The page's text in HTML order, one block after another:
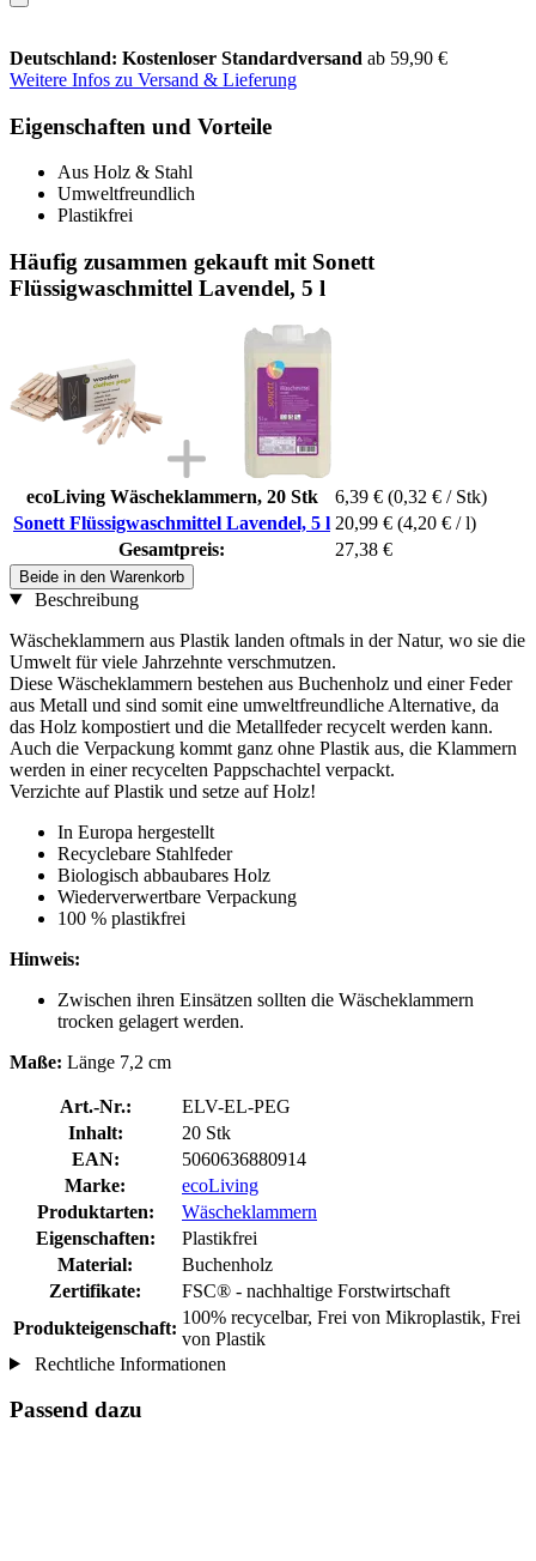
Deutschland: Kostenloser Standardversand ab 59,90 €
Weitere Infos zu Versand & Lieferung
Eigenschaften und Vorteile
Aus Holz & Stahl
Umweltfreundlich
Plastikfrei
Häufig zusammen gekauft mit Sonett
Flüssigwaschmittel Lavendel, 5 l
ecoLiving Wäscheklammern, 20 Stk 6,39 € (0,32 € / Stk)
Sonett Flüssigwaschmittel Lavendel, 5 l 20,99 € (4,20 € / l)
Gesamtpreis:
27,38 €
Beide in den Warenkorb
Beschreibung
Wäscheklammern aus Plastik landen oftmals in der Natur, wo sie die
Umwelt für viele Jahrzehnte verschmutzen.
Diese Wäscheklammern bestehen aus Buchenholz und einer Feder
aus Metall und sind somit eine umweltfreundliche Alternative, da
das Holz kompostiert und die Metallfeder recycelt werden kann.
Auch die Verpackung kommt ganz ohne Plastik aus, die Klammern
werden in einer recycelten Pappschachtel verpackt.
Verzichte auf Plastik und setze auf Holz!
In Europa hergestellt
Recyclebare Stahlfeder
Biologisch abbaubares Holz
Wiederverwertbare Verpackung
100 % plastikfrei
Hinweis:
Zwischen ihren Einsätzen sollten die Wäscheklammern
trocken gelagert werden.
Maße: Länge 7,2 cm
Art.-Nr.:
ELV-EL-PEG
Inhalt:
20 Stk
EAN:
5060636880914
Marke:
ecoLiving
Produktarten:
Wäscheklammern
Eigenschaften:
Plastikfrei
Material:
Buchenholz
Zertifikate:
FSC® - nachhaltige Forstwirtschaft
Produkteigenschaft:
100% recycelbar, Frei von Mikroplastik, Frei
von Plastik
Rechtliche Informationen
Passend dazu